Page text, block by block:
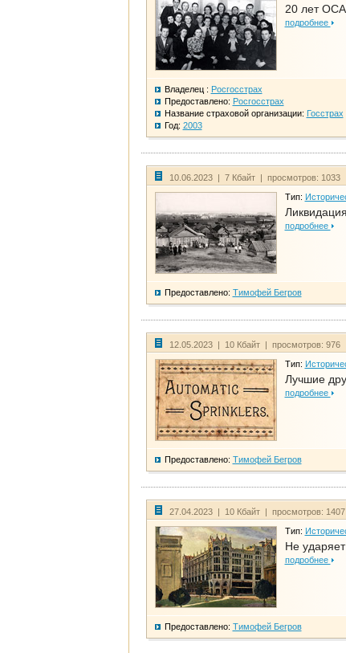
20 лет
подробнее
Владелец : Росгосстрах
Предоставлено: Росгосстрах
Название страховой организации: Госстрах
Год: 2003
10.06.2023 | 7 Кбайт | просмотров: 1033
Тип:
подробнее
Предоставлено: Тимофей Бегров
12.05.2023 | 10 Кбайт | просмотров: 976
Тип:
Лучшие
подробнее
Предоставлено: Тимофей Бегров
27.04.2023 | 10 Кбайт | просмотров: 1407
Тип:
Не
подробнее
Предоставлено: Тимофей Бегров